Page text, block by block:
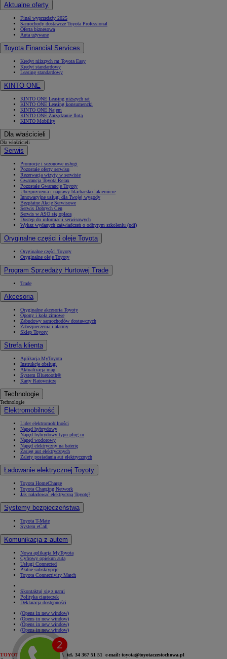
Aktualne oferty
Finał wyprzedaży 2025
Samochody dostawcze Toyota Professional
Oferta biznesowa
Auta używane
Toyota Financial Services
Kredyt niższych rat Toyota Easy
Kredyt standardowy
Leasing standardowy
KINTO ONE
KINTO ONE Leasing niższych rat
KINTO ONE Leasing konsumencki
KINTO ONE Najem
KINTO ONE Zarządzanie flotą
KINTO Mobility
Dla właścicieli
Dla właścicieli
Serwis
Promocje i sezonowe usługi
Pozostałe oferty serwisu
Rezerwacja wizyty w serwisie
Gwarancja Toyota Relax
Pozostałe Gwarancje Toyoty
Ubezpieczenia i naprawy blacharsko-lakiernicze
Innowacyjne usługi dla Twojej wygody
Bezpłatne Akcje Serwisowe
Serwis Dobrych Cen
Serwis w ASO się opłaca
Dostęp do informacji serwisowych
Wykaz wydanych zaświadczeń o odbytym szkoleniu (pdf)
Oryginalne części i oleje Toyota
Oryginalne części Toyoty
Oryginalne oleje Toyoty
Program Sprzedaży Hurtowej Trade
Trade
Akcesoria
Oryginalne akcesoria Toyoty
Opony i koła zimowe
Zabudowy samochodów dostawczych
Zabezpieczenia i alarmy
Sklep Toyoty
Strefa klienta
Aplikacja MyToyota
Instrukcje obsługi
Aktualizacja map
System Bluetooth®
Karty Ratownicze
Technologie
Technologie
Elektromobilność
Lider elektromobilności
Napęd hybrydowy
Napęd hybrydowy typu plug-in
Napęd wodorowy
Napęd elektryczny na baterię
Zasięg aut elektrycznych
Zalety posiadania aut elektrycznych
Ładowanie elektrycznej Toyoty
Toyota HomeCharge
Toyota Charging Network
Jak naładować elektryczną Toyotę?
Systemy bezpieczeństwa
Toyota T-Mate
System eCall
Komunikacja z autem
Nowa aplikacja MyToyota
Cyfrowy opiekun auta
Usługi Connected
Płatne subskrypcje
Toyota Connectivity Match
Skontaktuj się z nami
Polityka ciasteczek
Deklaracja dostępności
(Opens in new window)
(Opens in new window)
(Opens in new window)
(Opens in new window)
TOYOTA
CZĘSTOCHOWA tel. 34 367 51 51 e-mail: toyota@toyotaczestochowa.pl